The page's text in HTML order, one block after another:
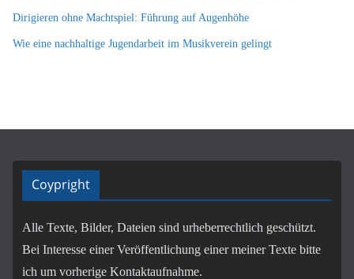
Dirigieren ohne Machtspiel: Führung auf Augenhöhe
Wie eine nachhaltige Jugendarbeit im Musikverein gelingt
Coypright
Alle Texte, Bilder, Dateien sind urheberrechtlich geschützt.
Bei Interesse einer Veröffentlichung einer meiner Texte bitte
ich um vorherige Kontaktaufnahme.